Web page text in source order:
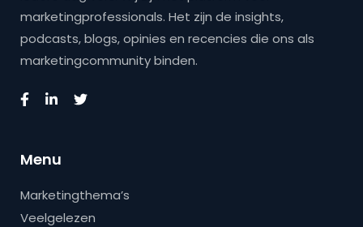
marketingprofessionals. Het zijn de insights,
podcasts, blogs, opinies en recencies die ons als
marketingcommunity binden.
Menu
Marketingthema’s
Veelgelezen